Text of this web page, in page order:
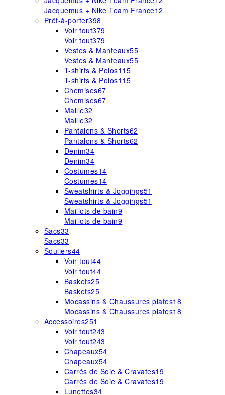
Jacquemus + Nike Team France12
Prêt-à-porter398
Voir tout379
Voir tout379
Vestes & Manteaux55
Vestes & Manteaux55
T-shirts & Polos115
T-shirts & Polos115
Chemises67
Chemises67
Maille32
Maille32
Pantalons & Shorts62
Pantalons & Shorts62
Denim34
Denim34
Costumes14
Costumes14
Sweatshirts & Joggings51
Sweatshirts & Joggings51
Maillots de bain9
Maillots de bain9
Sacs33
Sacs33
Souliers44
Voir tout44
Voir tout44
Baskets25
Baskets25
Mocassins & Chaussures plates18
Mocassins & Chaussures plates18
Accessoires251
Voir tout243
Voir tout243
Chapeaux54
Chapeaux54
Carrés de Soie & Cravates19
Carrés de Soie & Cravates19
Lunettes34